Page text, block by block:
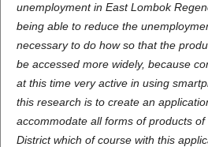
unemployment in East Lombok
being able to reduce the
necessary to do how so that the
be accessed more widely, because
at this time very active in using
this research is to create an
accommodate all forms of products
District which of course with this